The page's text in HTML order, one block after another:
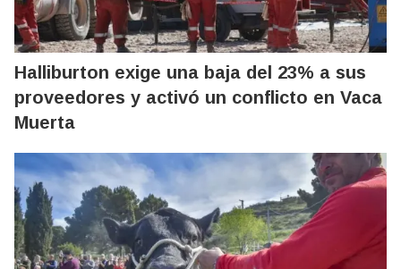
Halliburton exige una baja del 23% a sus
proveedores y activó un conflicto en Vaca
Muerta